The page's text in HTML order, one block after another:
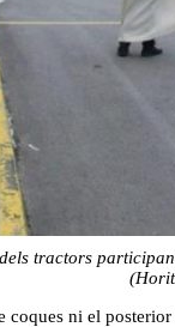
tractors
coques ni el